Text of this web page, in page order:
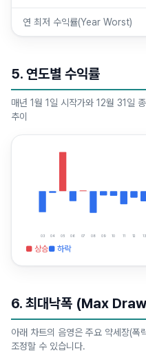
연 최저 수익률(Year Worst)
5. 연도별 수익률
매년 1월 1일 시작가와 12월 31일
추이
03 04 05 06 07 08 09 10 11 12 13
■ 상승■ 하락
6. 최대낙폭 (Max
아래 차트의 음영은 주요 약세장(폭
조정할 수 있습니다.